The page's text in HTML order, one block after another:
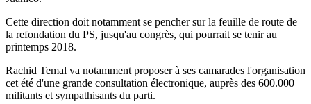
Cette direction doit notamment se pencher sur la feuille de route de
la refondation du PS, jusqu'au congrès, qui pourrait se tenir au
printemps 2018.
Rachid Temal va notamment proposer à ses camarades l'organisation
cet été d'une grande consultation électronique, auprès des 600.000
militants et sympathisants du parti.